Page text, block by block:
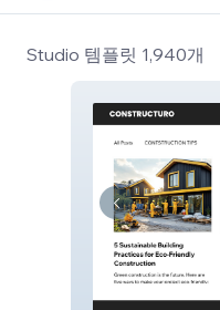
Studio 템플릿 1,940개